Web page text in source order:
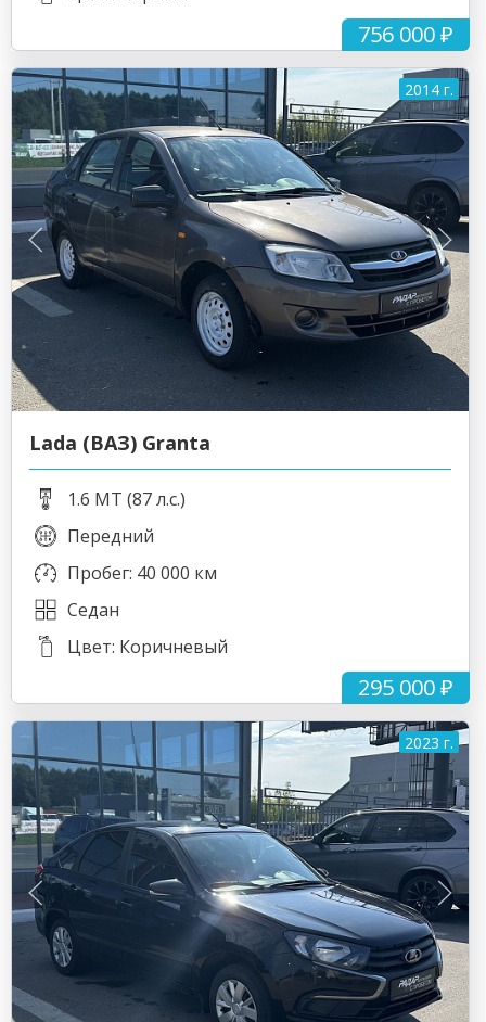
756 000 ₽
2014 г.
295 000 ₽
Lada (ВАЗ) Granta
1.6 MT (87 л.с.)
Передний
Пробег: 40 000 км
Седан
Цвет: Коричневый
2023 г.